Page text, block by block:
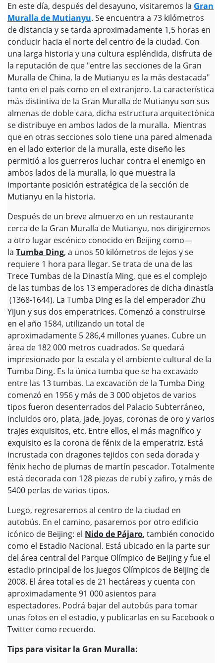
En este día, después del desayuno, visitaremos la Gran
Muralla de Mutianyu. Se encuentra a 73 kilómetros
de distancia y se tarda aproximadamente 1,5 horas en
conducir hacia el norte del centro de la ciudad. Con
una larga historia y una cultura espléndida, disfruta de
la reputación de que "entre las secciones de la Gran
Muralla de China, la de Mutianyu es la más destacada"
tanto en el país como en el extranjero. La característica
más distintiva de la Gran Muralla de Mutianyu son sus
almenas de doble cara, dicha estructura arquitectónica
se distribuye en ambos lados de la muralla. Mientras
que en otras secciones solo tiene una pared almenada
en el lado exterior de la muralla, este diseño les
permitió a los guerreros luchar contra el enemigo en
ambos lados de la muralla, lo que muestra la
importante posición estratégica de la sección de
Mutianyu en la historia.
Después de un breve almuerzo en un restaurante
cerca de la Gran Muralla de Mutianyu, nos dirigiremos
a otro lugar escénico conocido en Beijing como—
la Tumba Ding, a unos 50 kilómetros de lejos y se
requiere 1 hora para llegar. Se trata de una de las
Trece Tumbas de la Dinastía Ming, que es el complejo
de las tumbas de los 13 emperadores de dicha dinastía
(1368-1644). La Tumba Ding es la del emperador Zhu
Yijun y sus dos emperatrices. Comenzó a construirse
en el año 1584, utilizando un total de
aproximadamente 5 286,4 millones yuanes. Cubre un
área de 182 000 metros cuadrados. Se quedará
impresionado por la escala y el ambiente cultural de la
Tumba Ding. Es la única tumba que se ha excavado
entre las 13 tumbas. La excavación de la Tumba Ding
comenzó en 1956 y más de 3 000 objetos de varios
tipos fueron desenterrados del Palacio Subterráneo,
incluidos oro, plata, jade, joyas, coronas de oro y varios
trajes exquisitos, etc. Entre ellos, el más magnífico y
exquisito es la corona de fénix de la emperatriz. Está
incrustada con dragones tejidos con seda dorada y
fénix hecho de plumas de martín pescador. Totalmente
está decorada con 128 piezas de rubí y zafiro, y más de
5400 perlas de varios tipos.
Luego, regresaremos al centro de la ciudad en
autobús. En el camino, pasaremos por otro edificio
icónico de Beijing: el Nido de Pájaro, también conocido
como el Estadio Nacional. Está ubicado en la parte sur
del área central del Parque Olímpico de Beijing y fue el
estadio principal de los Juegos Olímpicos de Beijing de
2008. El área total es de 21 hectáreas y cuenta con
aproximadamente 91 000 asientos para
espectadores. Podrá bajar del autobús para tomar
unas fotos en el estadio, y publicarlas en su Facebook o
Twitter como recuerdo.
Tips para visitar la Gran Muralla: